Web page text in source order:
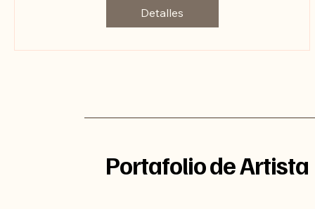
Detalles
Portafolio de Artista